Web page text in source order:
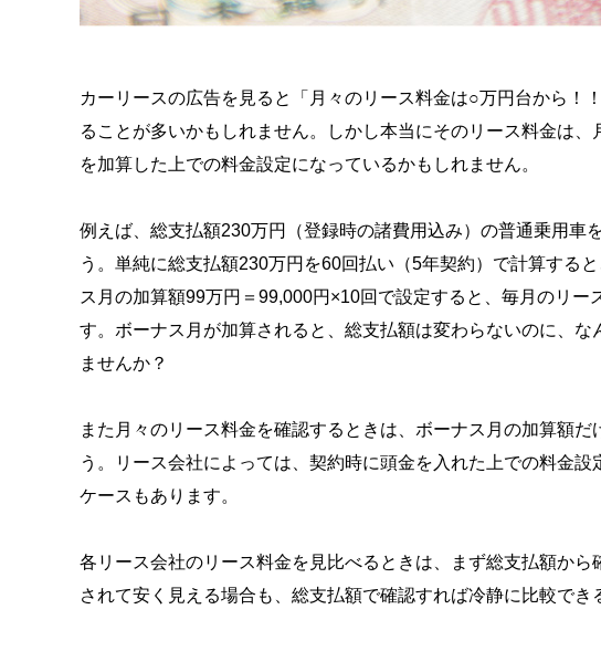
カーリースの広告を見ると「月々のリース料金は○万円台から！
ることが多いかもしれません。しかし本当にそのリース料金は
を加算した上での料金設定になっているかもしれません。
例えば、総支払額230万円（登録時の諸費用込み）の普通乗用車
う。単純に総支払額230万円を60回払い（5年契約）で計算する
ス月の加算額99万円＝99,000円×10回で設定すると、毎月のリー
す。ボーナス月が加算されると、総支払額は変わらないのに、
ませんか？
また月々のリース料金を確認するときは、ボーナス月の加算額
う。リース会社によっては、契約時に頭金を入れた上での料金
ケースもあります。
各リース会社のリース料金を見比べるときは、まず総支払額か
されて安く見える場合も、総支払額で確認すれば冷静に比較でき